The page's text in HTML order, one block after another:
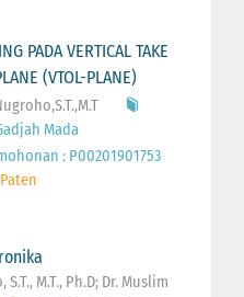
PADA VERTICAL TAKE
(VTOL-PLANE)
Mada
: P00201901753
M.T., Ph.D; Dr. Muslim